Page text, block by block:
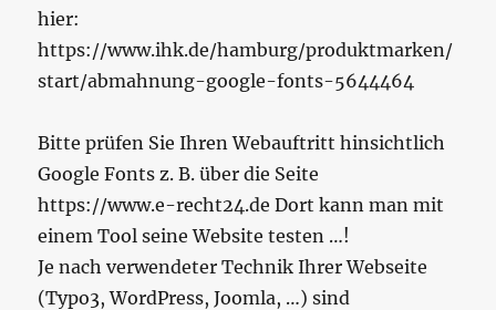
hier:
https://www.ihk.de/hamburg/produktmarken/
start/abmahnung-google-fonts-5644464
Bitte prüfen Sie Ihren Webauftritt hinsichtlich
Google Fonts z. B. über die Seite
https://www.e-recht24.de Dort kann man mit
einem Tool seine Website testen …!
Je nach verwendeter Technik Ihrer Webseite
(Typo3, WordPress, Joomla, …) sind